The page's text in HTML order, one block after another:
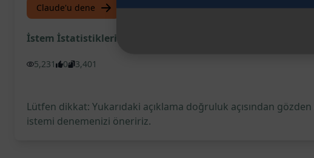
Claude'u dene ChatGPT'yi deneyin
İstem İstatistikleri
5,231 0 3,401
Lütfen dikkat: Yukarıdaki açıklama doğruluk açısından
istemi denemenizi öneririz.